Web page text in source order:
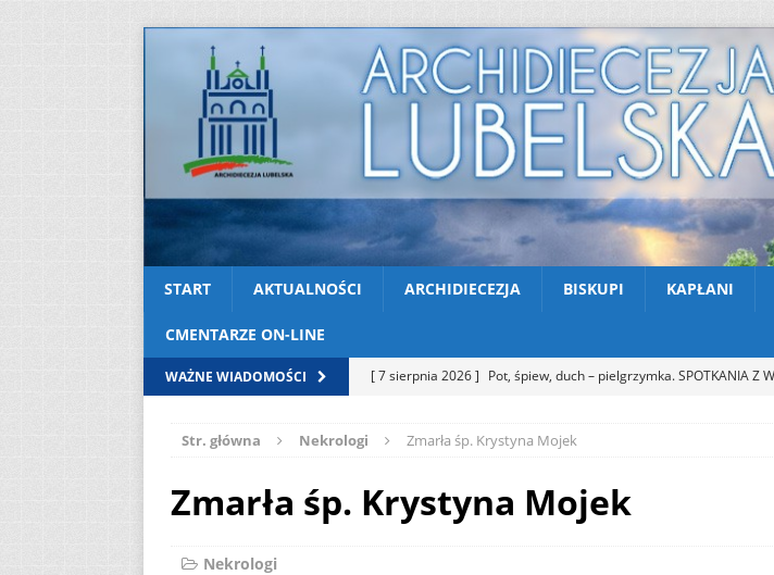
START AKTUALNOŚCI ARCHIDIECEZJA BISKUPI KAPŁANI
CMENTARZE ON-LINE
WAŻNE WIADOMOŚCI [ 7 sierpnia 2026 ] Pot, śpiew, duch – pielgrzymka. SPOTKANIA Z
[ 6 sierpnia 2026 ] Zmarł ks. Ryszard Sowa
[ 3 sierpnia 2026 ]
Z Lublina wyruszyła 48. Piesza Pielgrzymka na
AKTUALNOŚCI
Str. główna Nekrologi Zmarła śp. Krystyna Mojek
Zmarła śp. Krystyna Mojek
Nekrologi